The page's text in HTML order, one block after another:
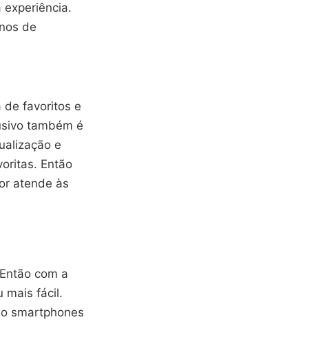
de
de favoritos e
também é
e
Então
atende às
com a
mais fácil.
smartphones